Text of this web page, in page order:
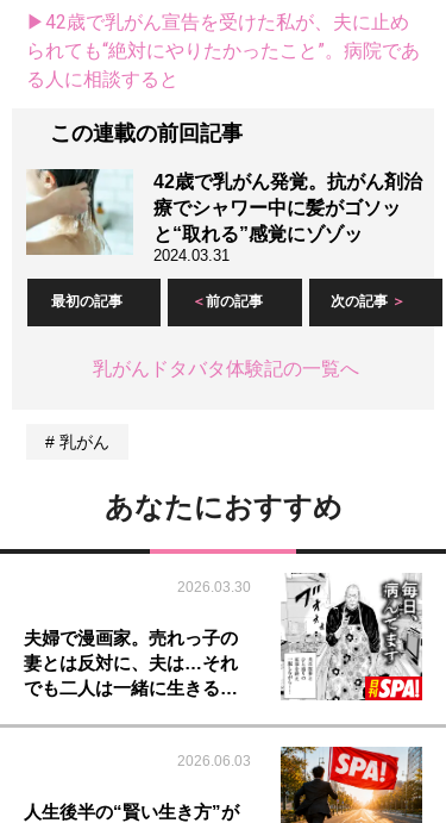
▶42歳で乳がん宣告を受けた私が、夫に止め
られても“絶対にやりたかったこと”。病院であ
る人に相談すると
この連載の前回記事
42歳で乳がん発覚。抗がん剤治
療でシャワー中に髪がゴソッ
と“取れる”感覚にゾゾッ
2024.03.31
最初の記事 前の記事 次の記事
乳がんドタバタ体験記の一覧へ
乳がん
あなたにおすすめ
2026.03.30
夫婦で漫画家。売れっ子の
妻とは反対に、夫は…それ
でも二人は一緒に生きる…
2026.06.03
人生後半の“賢い生き方”が